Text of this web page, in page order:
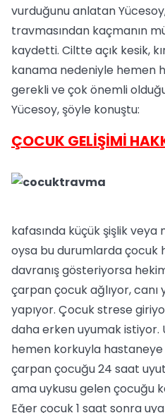
vurduğunu anlatan
travmasından kaçmanın
kaydetti. Ciltte açık kesik,
kanama nedeniyle hemen
gerekli ve çok önemli
Yücesoy, şöyle konuştu:
ÇOCUK GELİŞİMİ
kafasında küçük şişlik
oysa bu durumlarda çocuk
davranış gösteriyorsa
çarpan çocuk ağlıyor, canı
yapıyor. Çocuk strese
daha erken uyumak istiyor.
hemen korkuyla hastaneye
çarpan çocuğu 24 saat
ama uykusu gelen çocuğu
Eğer çocuk 1 saat sonra